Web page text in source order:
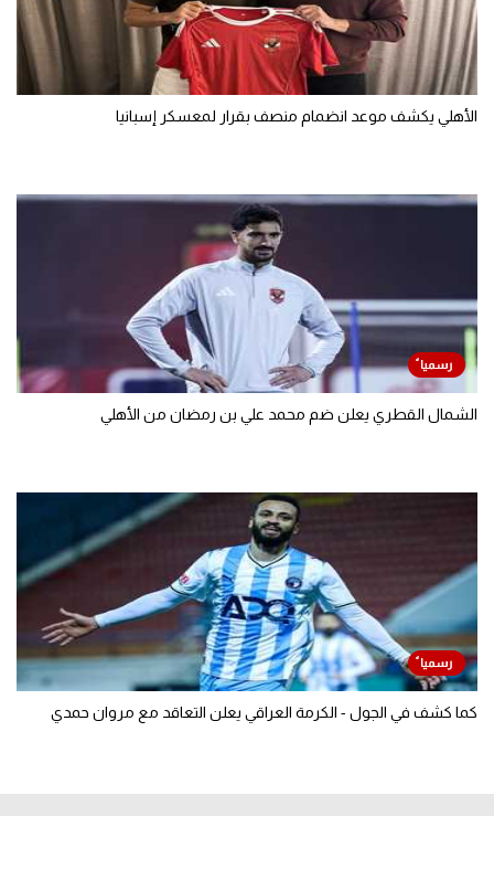
الأهلي يكشف موعد انضمام منصف بقرار لمعسكر إسبانيا
الشمال القطري يعلن ضم محمد علي بن رمضان من الأهلي
كما كشف في الجول - الكرمة العراقي يعلن التعاقد مع مروان حمدي